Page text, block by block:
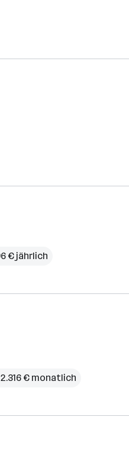
€ jährlich
€ monatlich